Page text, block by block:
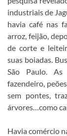
industriais de
havia café nas
arroz, feijão,
de corte e
suas boiadas.
São Paulo. As
fazendeiro,
sem pontes,
árvores…como
Havia comércio